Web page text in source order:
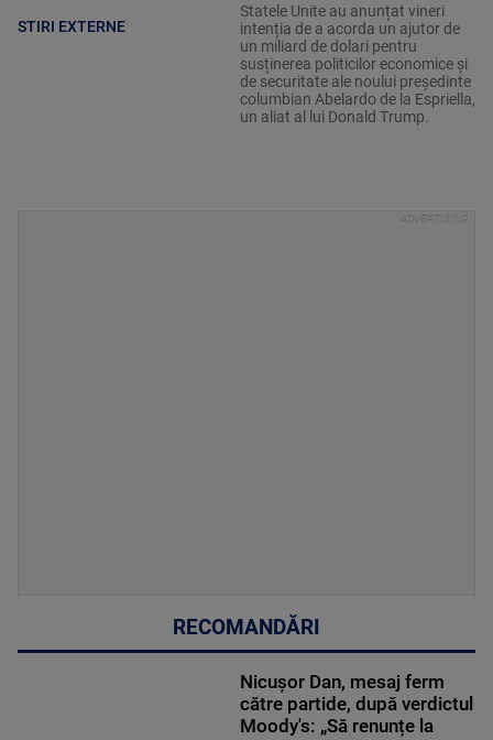
STIRI EXTERNE
Statele Unite au anunțat vineri
intenția de a acorda un ajutor de
un miliard de dolari pentru
susținerea politicilor economice și
de securitate ale noului președinte
columbian Abelardo de la Espriella,
un aliat al lui Donald Trump.
RECOMANDĂRI
Nicușor Dan, mesaj ferm
către partide, după verdictul
Moody's: „Să renunțe la